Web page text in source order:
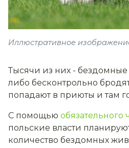
Иллюстративное
Тысячи из них -
либо бесконтрольно
попадают в приюты и там
С помощью
польские власти
количество бездомных